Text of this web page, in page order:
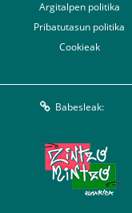
Argitalpen politika
Pribatutasun politika
Cookieak
Babesleak: